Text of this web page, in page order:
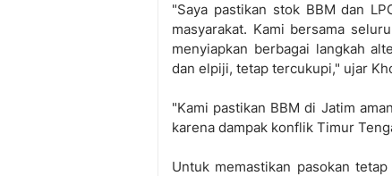
"Saya pastikan stok BBM dan
masyarakat. Kami bersama
menyiapkan berbagai langkah
dan elpiji, tetap tercukupi," ujar
"Kami pastikan BBM di Jatim
karena dampak konflik Timur
Untuk memastikan pasokan